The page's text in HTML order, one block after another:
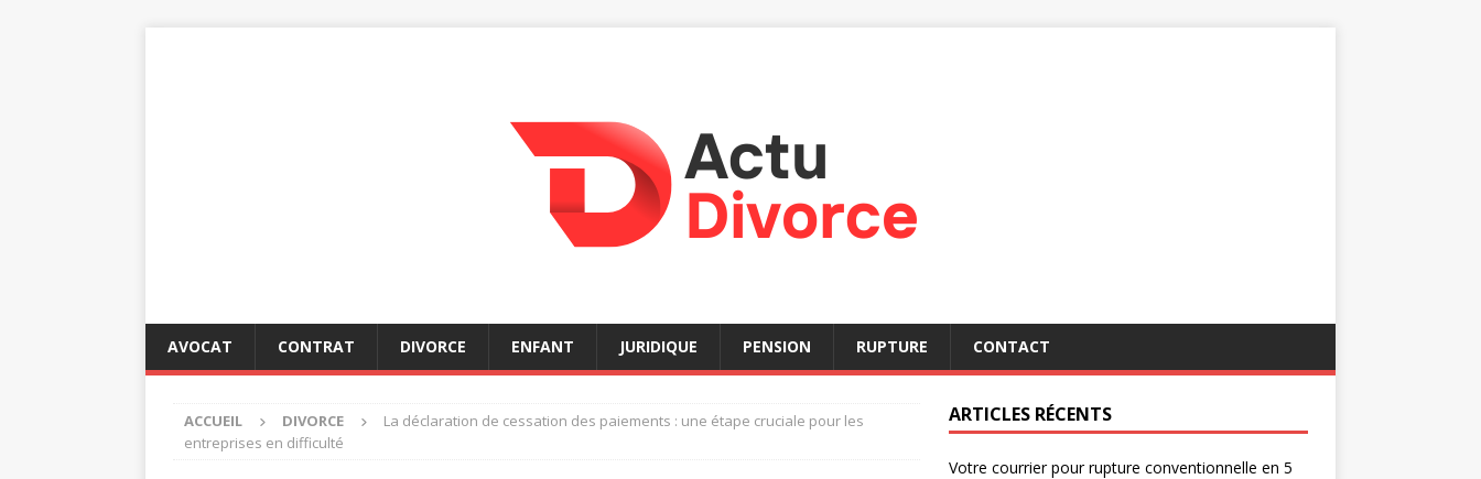
AVOCAT CONTRAT DIVORCE ENFANT JURIDIQUE PENSION RUPTURE CONTACT
ACCUEIL DIVORCE
La déclaration de cessation des paiements : une étape cruciale pour les
entreprises en difficulté
ARTICLES RÉCENTS
Votre courrier pour rupture conventionnelle en 5